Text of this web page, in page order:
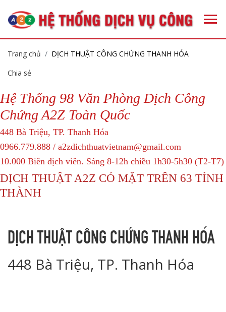
Trang chủ
DỊCH THUẬT CÔNG CHỨNG THANH HÓA
Chia sẻ
Hệ Thống 98 Văn Phòng Dịch Công
Chứng A2Z Toàn Quốc
448 Bà Triệu, TP. Thanh Hóa
0966.779.888 / a2zdichthuatvietnam@gmail.com
10.000 Biên dịch viên. Sáng 8-12h chiều 1h30-5h30 (T2-T7)
DỊCH THUẬT A2Z CÓ MẶT TRÊN 63 TỈNH
THÀNH
DỊCH THUẬT CÔNG CHỨNG THANH HÓA
448 Bà Triệu, TP. Thanh Hóa